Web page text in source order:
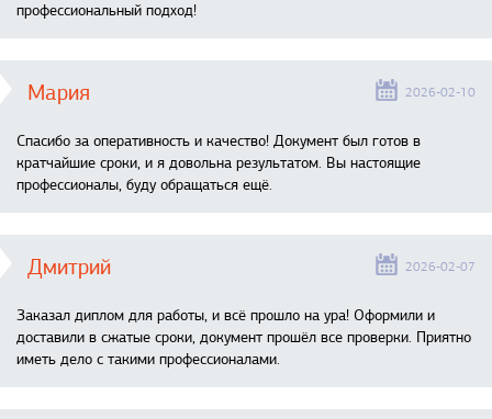
профессиональный подход!
Мария 2026-02-10
Спасибо за оперативность и качество! Документ был готов в
кратчайшие сроки, и я довольна результатом. Вы настоящие
профессионалы, буду обращаться ещё.
Дмитрий 2026-02-07
Заказал диплом для работы, и всё прошло на ура! Оформили и
доставили в сжатые сроки, документ прошёл все проверки. Приятно
иметь дело с такими профессионалами.